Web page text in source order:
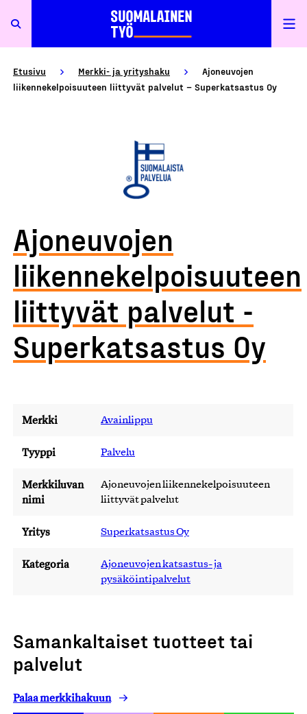
Etusivu Merkki- ja yrityshaku
Ajoneuvojen
liikennekelpoisuuteen liittyvät palvelut – Superkatsastus Oy
Ajoneuvojen
liikennekelpoisuuteen
liittyvät palvelut -
Superkatsastus Oy
Merkki Avainlippu
Tyyppi Palvelu
Merkkiluvan
nimi
Ajoneuvojen liikennekelpoisuuteen
liittyvät palvelut
Yritys Superkatsastus Oy
Kategoria
Ajoneuvojen katsastus- ja
pysäköintipalvelut
Samankaltaiset tuotteet tai
palvelut
Palaa merkkihakuun